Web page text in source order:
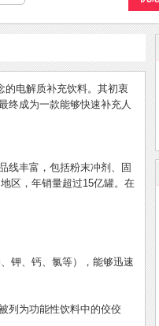
的电解质补充饮料。其初衷
终成为一款能够快速补充人
线丰富，包括粉末冲剂、固
区，年销量超过15亿罐。在
钾、钙、氯等），能够迅速
列为功能性饮料中的佼佼